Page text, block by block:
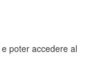
poter accedere al